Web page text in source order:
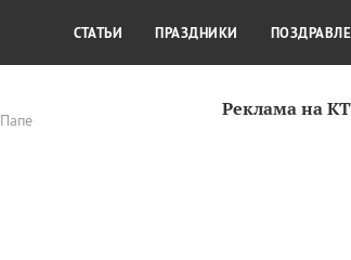
Папе Реклама на
КУЛЬТУРА
СТАТЬИ ПРАЗДНИКИ